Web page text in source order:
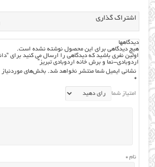
اشتراک گذاری
دیدگاهها
هیچ دیدگاهی برای این محصول نوشته نشده است.
اولین نفری باشید که دیدگاهی را ارسال می کنید برای
اردوبادی-نما و برش خانه اردوبادی تبریز”
نشانی ایمیل شما منتشر نخواهد شد. بخش‌های موردنیاز
*
امتیاز شما
نام*